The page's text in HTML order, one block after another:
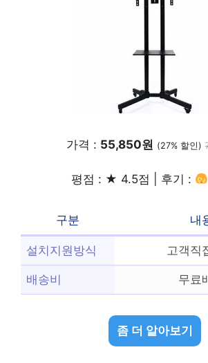
가격 : 55,850원 (27% 할인)
평점 : ★ 4.5점 | 후기 :
구분 내
설치지원방식 고객직
배송비 무료
좀 더 알아보기